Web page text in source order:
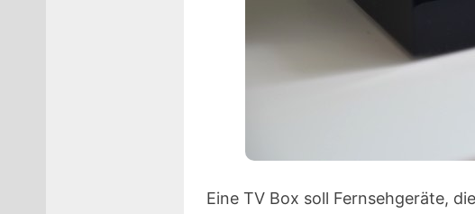
Eine TV Box soll Fernsehgeräte,